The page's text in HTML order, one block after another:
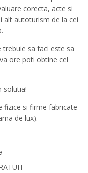
corecta, acte si
alt autoturism de la cei
trebuie sa faci este sa
ore poti obtine cel
solutia!
fizice si firme fabricate
de lux).